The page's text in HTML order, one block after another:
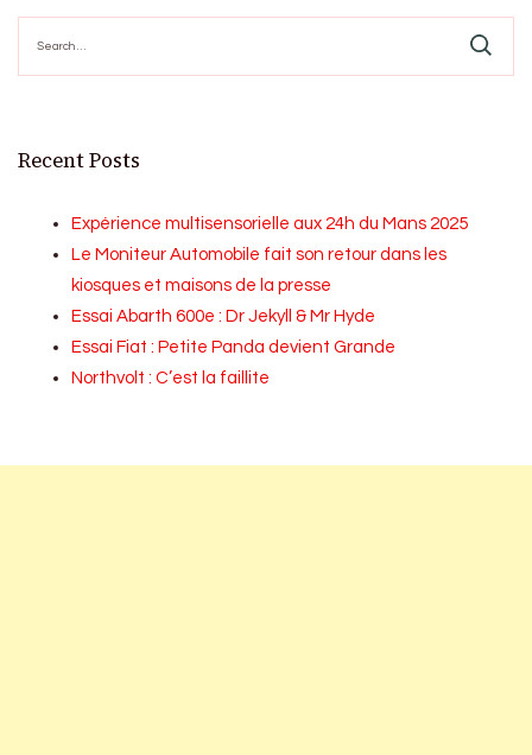
for:
Recent Posts
Expérience multisensorielle aux 24h du Mans 2025
Le Moniteur Automobile fait son retour dans les
kiosques et maisons de la presse
Essai Abarth 600e : Dr Jekyll & Mr Hyde
Essai Fiat : Petite Panda devient Grande
Northvolt : C’est la faillite